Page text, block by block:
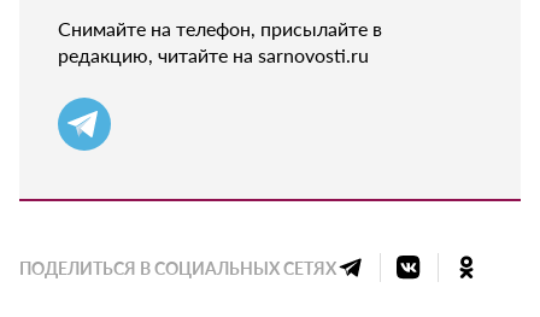
Снимайте на телефон, присылайте в
редакцию, читайте на sarnovosti.ru
ПОДЕЛИТЬСЯ В СОЦИАЛЬНЫХ СЕТЯХ